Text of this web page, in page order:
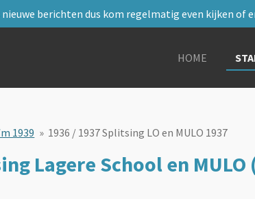
berichten dus kom regelmatig even kijken of
HOME
1939 » 1936 / 1937 Splitsing LO en MULO 1937
Lagere School en